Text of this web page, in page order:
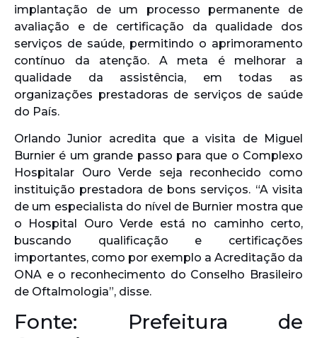
implantação de um processo permanente de
avaliação e de certificação da qualidade dos
serviços de saúde, permitindo o aprimoramento
contínuo da atenção. A meta é melhorar a
qualidade da assistência, em todas as
organizações prestadoras de serviços de saúde
do País.
Orlando Junior acredita que a visita de Miguel
Burnier é um grande passo para que o Complexo
Hospitalar Ouro Verde seja reconhecido como
instituição prestadora de bons serviços. “A visita
de um especialista do nível de Burnier mostra que
o Hospital Ouro Verde está no caminho certo,
buscando qualificação e certificações
importantes, como por exemplo a Acreditação da
ONA e o reconhecimento do Conselho Brasileiro
de Oftalmologia”, disse.
Fonte: Prefeitura de